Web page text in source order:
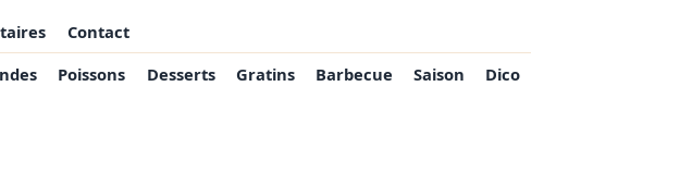
Contact
Poissons Desserts Gratins Barbecue Saison Dico